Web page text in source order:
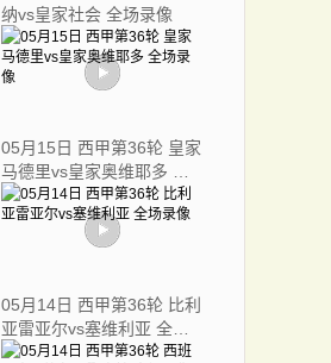
纳vs皇家社会 全场录像
05月15日 西甲第36轮 皇家
马德里vs皇家奥维耶多 全
场录像
05月14日 西甲第36轮 比利
亚雷亚尔vs塞维利亚 全场
录像